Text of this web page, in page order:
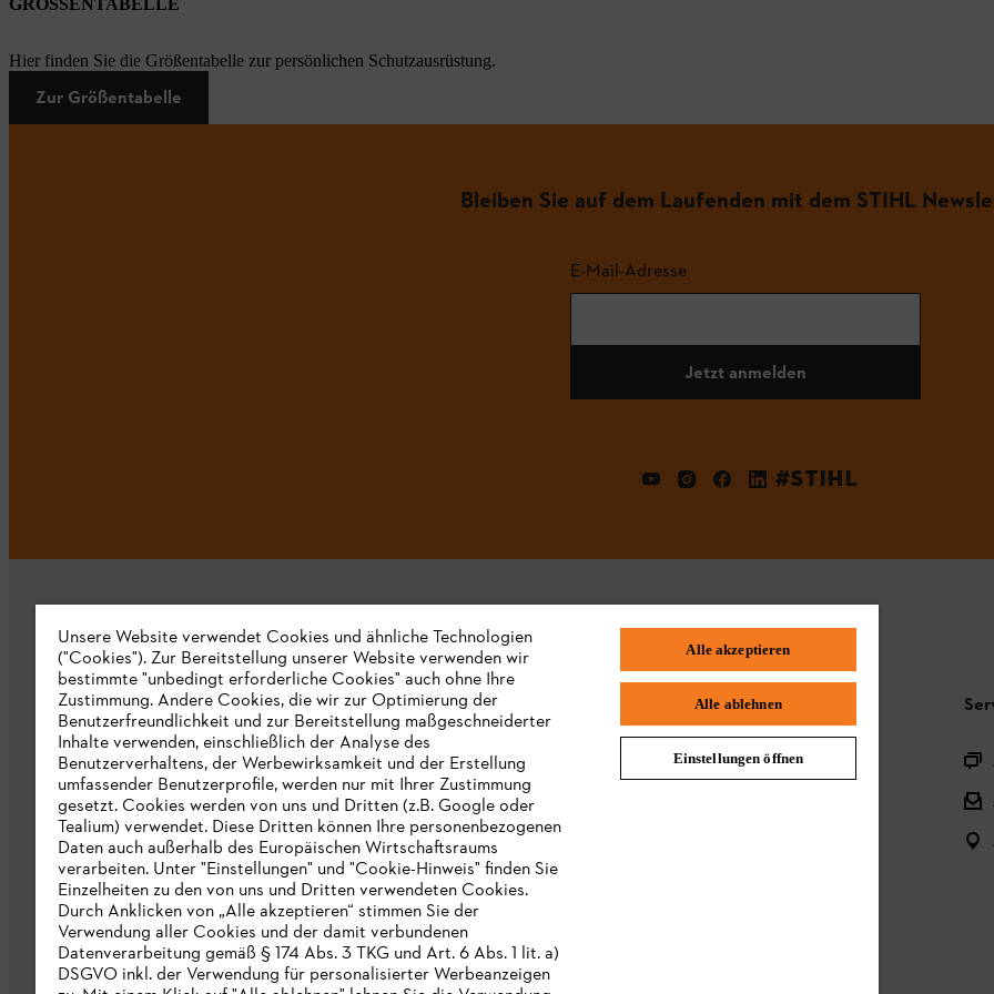
Hier finden Sie die Größentabelle zur persönlichen Schutzausrüstung.
Zur Größentabelle
Bleiben Sie auf dem Laufenden mit dem STIHL
E-Mail-Adresse
Jetzt anmelden
#STIHL
Unternehmen
Über uns
Katalog zum Download
STIHL Hinweisgebersystem
Presse
STIHL Corporate
Häufig gestellte Fragen
Produktregistrierung
Unsere Website verwendet Cookies und ähnliche Technologien
("Cookies"). Zur Bereitstellung unserer Website verwenden wir
bestimmte "unbedingt erforderliche Cookies" auch ohne Ihre
Zustimmung. Andere Cookies, die wir zur Optimierung der
Benutzerfreundlichkeit und zur Bereitstellung maßgeschneiderter
Inhalte verwenden, einschließlich der Analyse des
Benutzerverhaltens, der Werbewirksamkeit und der Erstellung
umfassender Benutzerprofile, werden nur mit Ihrer Zustimmung
gesetzt. Cookies werden von uns und Dritten (z.B. Google oder
Tealium) verwendet. Diese Dritten können Ihre personenbezogenen
Daten auch außerhalb des Europäischen Wirtschaftsraums
verarbeiten. Unter "Einstellungen" und "Cookie-Hinweis" finden Sie
Einzelheiten zu den von uns und Dritten verwendeten Cookies.
Durch Anklicken von „Alle akzeptieren“ stimmen Sie der
Verwendung aller Cookies und der damit verbundenen
Datenverarbeitung gemäß § 174 Abs. 3 TKG und Art. 6 Abs. 1 lit. a)
DSGVO inkl. der Verwendung für personalisierter Werbeanzeigen
Alle akzeptieren
Alle ablehnen
Einstellungen öffnen